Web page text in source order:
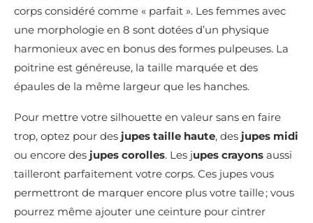
corps considéré comme « parfait ». Les femmes avec
une morphologie en 8 sont dotées d’un physique
harmonieux avec en bonus des formes pulpeuses. La
poitrine est généreuse, la taille marquée et des
épaules de la même largeur que les hanches.
Pour mettre votre silhouette en valeur sans en faire
trop, optez pour des jupes taille haute, des jupes midi
ou encore des jupes corolles. Les jupes crayons aussi
tailleront parfaitement votre corps. Ces jupes vous
permettront de marquer encore plus votre taille ; vous
pourrez même ajouter une ceinture pour cintrer